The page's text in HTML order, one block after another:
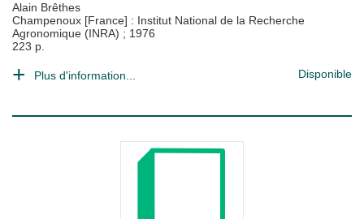
Alain Brêthes
Champenoux [France] : Institut National de la Recherche
Agronomique (INRA) ; 1976
223 p.
Plus d'information... Disponible